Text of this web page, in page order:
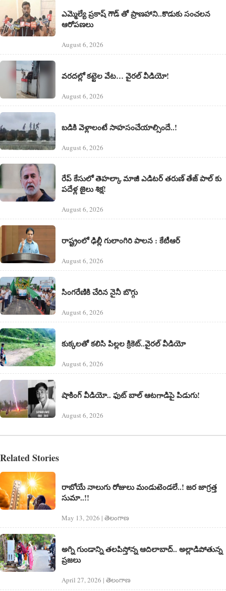
ఎమ్మెల్యే ప్రకాష్ గౌడ్ తో ప్రాణహాని..కొడుకు సంచలన
ఆరోపణలు
August 6, 2026
వరదల్లో కట్టెల వేట… వైరల్ వీడియో!
August 6, 2026
బడికి వెళ్లాలంటే సాహసంచేయాల్సిందే..!
August 6, 2026
రేప్ కేసులో తెహల్కా మాజీ ఎడిటర్ తరుణ్ తేజ్ పాల్ కు
పదేళ్ల జైలు శిక్ష!
August 6, 2026
రాష్ట్రంలో ఢిల్లీ గులాంగిరి పాలన : కేటీఆర్
August 6, 2026
సింగరేణికి చేరిన నైనీ బొగ్గు
August 6, 2026
కుక్కలతో కలిసి పిల్లల క్రికెట్..వైరల్ వీడియో
August 6, 2026
షాకింగ్ వీడియో.. ఫుట్ బాల్ ఆటగాడిపై పిడుగు!
August 6, 2026
Related Stories
రాబోయే నాలుగు రోజులు మండుటెండ‌లే..! జ‌ర జాగ్ర‌త్త
సుమా..!!
May 13, 2026 | తెలంగాణ‌
అగ్ని గుండాన్ని త‌ల‌పిస్తోన్న ఆదిలాబాద్.. అల్లాడిపోతున్న
ప్ర‌జ‌లు
April 27, 2026 | తెలంగాణ‌